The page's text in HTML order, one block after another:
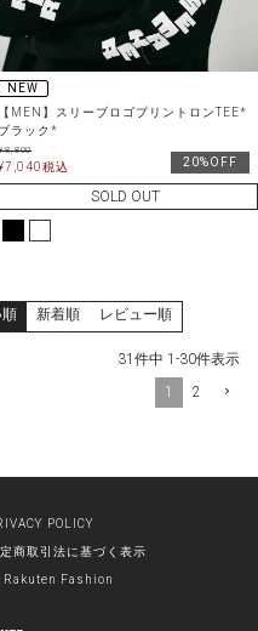
NEW
【MEN】スリーブロゴプリントロンTEE*
ブラック*
8,800
7,040税込 20%OFF
SOLD OUT
新着順 レビュー順
31 件中 1 -30件表示
1
2
POLICY
商取引法に基づく表示
Fashion